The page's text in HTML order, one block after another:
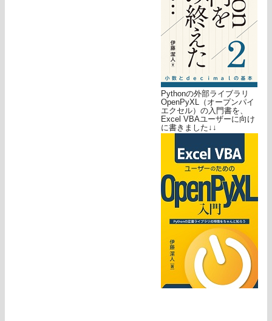
Pythonの外部ライブラリ
OpenPyXL（オープンパイ
エクセル）の入門書を、
Excel VBAユーザーに向け
に書きました↓↓